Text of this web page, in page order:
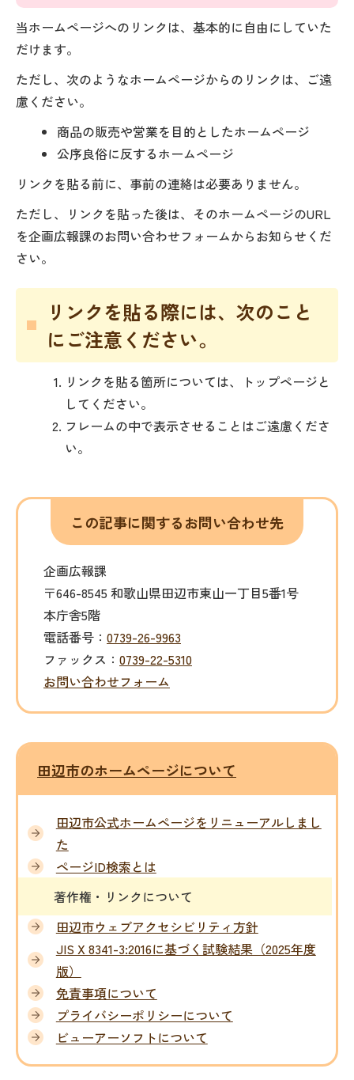
当ホームページへのリンクは、基本的に自由にしていた
だけます。
ただし、次のようなホームページからのリンクは、ご遠
慮ください。
商品の販売や営業を目的としたホームページ
公序良俗に反するホームページ
リンクを貼る前に、事前の連絡は必要ありません。
ただし、リンクを貼った後は、そのホームページのURL
を企画広報課のお問い合わせフォームからお知らせくだ
さい。
リンクを貼る際には、次のこと
にご注意ください。
リンクを貼る箇所については、トップページと
してください。
フレームの中で表示させることはご遠慮くださ
い。
この記事に関するお問い合わせ先
企画広報課
〒646-8545 和歌山県田辺市東山一丁目5番1号
本庁舎5階
電話番号： 0739-26-9963
ファックス： 0739-22-5310
お問い合わせフォーム
田辺市のホームページについて
田辺市公式ホームページをリニューアルしまし
た
ページID検索とは
著作権・リンクについて
田辺市ウェブアクセシビリティ方針
JIS X 8341-3:2016に基づく試験結果（2025年度
版）
免責事項について
プライバシーポリシーについて
ビューアーソフトについて